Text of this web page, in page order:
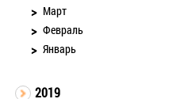
Март
Февраль
Январь
2019